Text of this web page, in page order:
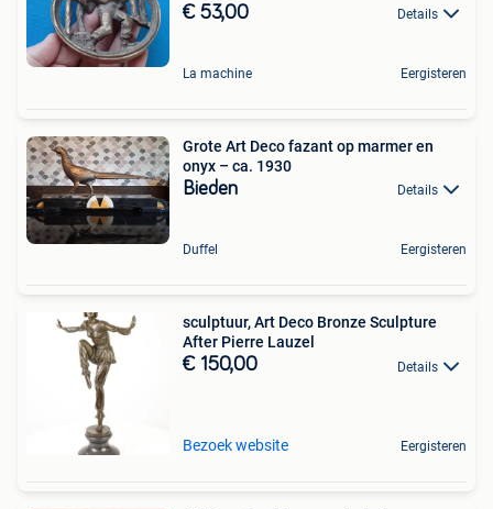
€ 53,00 Details
La machine Eergisteren
Grote Art Deco fazant op marmer en
onyx – ca. 1930
Bieden Details
Duffel Eergisteren
sculptuur, Art Deco Bronze Sculpture
After Pierre Lauzel
€ 150,00 Details
Bezoek website Eergisteren